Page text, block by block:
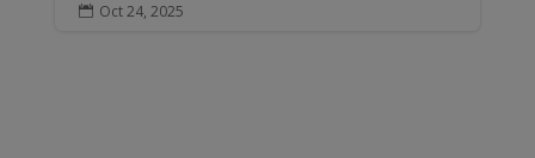
 Oct 24, 2025